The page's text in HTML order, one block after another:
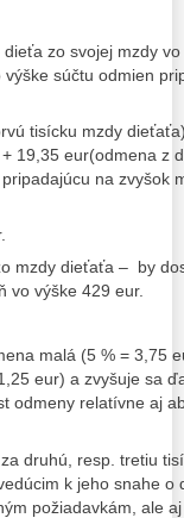
zo svojej mzdy
súčtu odmien
tisícku mzdy
19,35 eur(odmena z
na zvyšok
mzdy dieťaťa – by
vo výške 429 eur.
malá (5 % = 3,75
eur) a zvyšuje sa
odmeny relatívne aj
druhú, resp. tretiu
k jeho snahe o
požiadavkám, ale